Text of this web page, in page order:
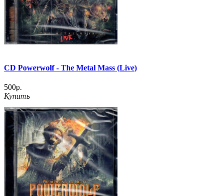
CD Powerwolf - The Metal Mass (Live)
500р.
Купить